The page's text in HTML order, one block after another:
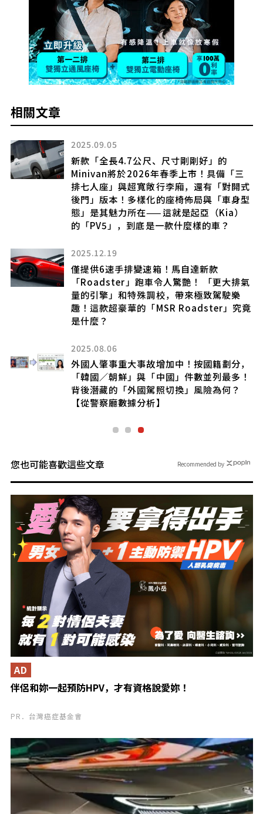
相關文章
2025.09.05
新款「全長4.7公尺、尺寸剛剛好」的
Minivan將於2026年春季上市！具備「三
排七人座」與超寬敞行李廂，還有「對開式
後門」版本！多樣化的座椅佈局與「車身型
態」是其魅力所在——這就是起亞（Kia）
的「PV5」，到底是一款什麼樣的車？
2025.12.19
僅提供6速手排變速箱！馬自達新款
「Roadster」跑車令人驚艷！ 「更大排氣
量的引擎」和特殊調校，帶來極致駕駛樂
趣！這款超豪華的「MSR Roadster」究竟
是什麼？
2025.08.06
外國人肇事重大事故增加中！按國籍劃分，
「韓國／朝鮮」與「中國」件數並列最多！
背後潛藏的「外國駕照切換」風險為何？
【從警察廳數據分析】
您也可能喜歡這些文章
伴侶和妳一起預防HPV，才有資格說愛妳！
AD
PR．台灣癌症基金會
Recommended by